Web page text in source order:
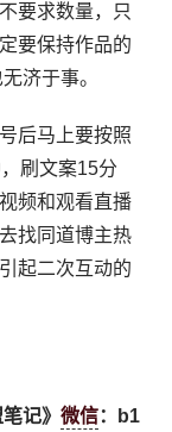
要求数量，只
要保持作品的
济于事。
后马上要按照
刷文案15分
频和观看直播
找同道博主热
起二次互动的
笔记》微信：b1